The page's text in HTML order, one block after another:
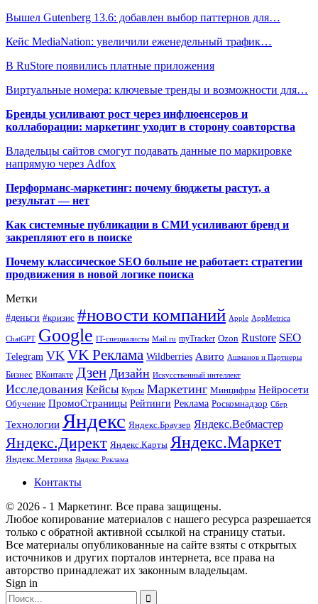
Вышел Gutenberg 13.6: добавлен выбор паттернов для…
Кейс MediaNation: увеличили еженедельный трафик…
В RuStore появились платные приложения
Виртуальные номера: ключевые тренды и возможности для…
Бренды усиливают рост через инфлюенсеров и
коллаборации: маркетинг уходит в сторону соавторства
Владельцы сайтов смогут подавать данные по маркировке
напрямую через Adfox
Перформанс-маркетинг: почему бюджеты растут, а
результат — нет
Как системные публикации в СМИ усиливают бренд и
закрепляют его в поиске
Почему классическое SEO больше не работает: стратегии
продвижения в новой логике поиска
Метки
#деньги #кризис #новости компаний Apple AppMetrica
ChatGPT Google IT-специалисты Mail.ru myTracker Ozon Rustore SEO
Telegram VK VK Реклама Wildberries Авито Ашманов и Партнеры
Бизнес ВКонтакте Дзен Дизайн Искусственный интеллект
Исследования Кейсы Курсы Маркетинг Минцифры Нейросети
Обучение ПромоСтраницы Рейтинги Реклама Роскомнадзор Сбер
Технологии Яндекс Яндекс.Браузер Яндекс.Вебмастер
Яндекс.Директ Яндекс.Карты Яндекс.Маркет
Яндекс.Метрика Яндекс Реклама
Контакты
© 2026 - 1 Маркетинг. Все права защищены.
Любое копирование материалов с нашего ресурса разрешается
только с обратной активной ссылкой на страницу статьи.
Все материалы опубликованные на сайте взяты с открытых
источников и других порталов интернета, все права на
авторство принадлежат их законным владельцам.
Sign in